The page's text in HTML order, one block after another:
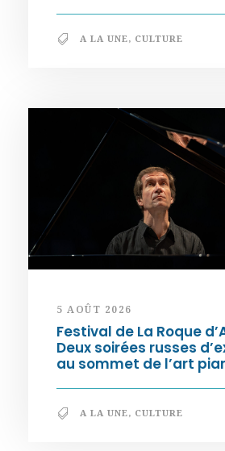
A LA UNE, CULTURE
5 AOÛT 2026
Festival de La Roque
Deux soirées russes
au sommet de l’art
A LA UNE, CULTURE